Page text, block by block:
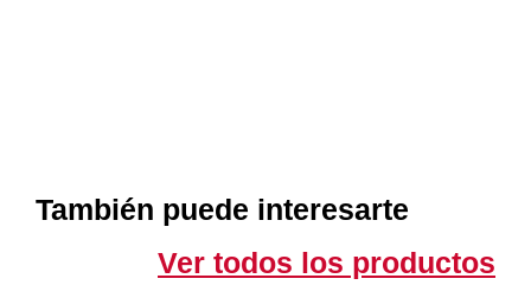
También puede interesarte
Ver todos los productos